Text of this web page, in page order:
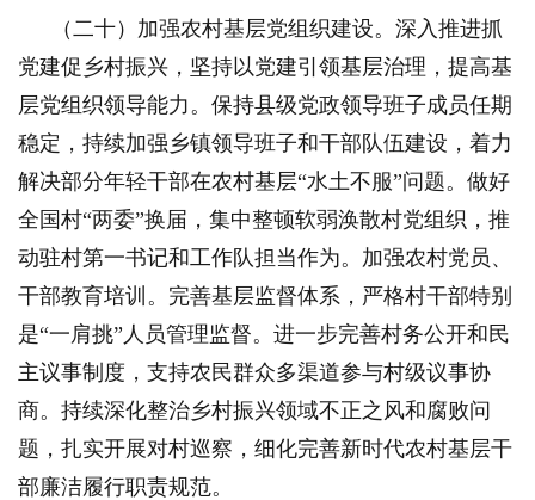
（二十）加强农村基层党组织建设。深入推进抓
党建促乡村振兴，坚持以党建引领基层治理，提高基
层党组织领导能力。保持县级党政领导班子成员任期
稳定，持续加强乡镇领导班子和干部队伍建设，着力
解决部分年轻干部在农村基层“水土不服”问题。做好
全国村“两委”换届，集中整顿软弱涣散村党组织，推
动驻村第一书记和工作队担当作为。加强农村党员、
干部教育培训。完善基层监督体系，严格村干部特别
是“一肩挑”人员管理监督。进一步完善村务公开和民
主议事制度，支持农民群众多渠道参与村级议事协
商。持续深化整治乡村振兴领域不正之风和腐败问
题，扎实开展对村巡察，细化完善新时代农村基层干
部廉洁履行职责规范。